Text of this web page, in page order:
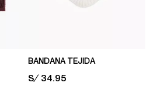
BANDANA TEJIDA
PRICE:
S/ 34.95